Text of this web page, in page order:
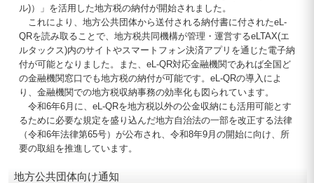
ル)）」を活用した地方税の納付が開始されました。
これにより、地方公共団体から送付される納付書に付されたeL-
QRを読み取ることで、地方税共同機構が管理・運営するeLTAX(エ
ルタックス)内のサイトやスマートフォン決済アプリを通じた電子納
付が可能となりました。また、eL-QR対応金融機関であれば全国ど
の金融機関窓口でも地方税の納付が可能です。eL-QRの導入によ
り、金融機関での地方税収納事務の効率化も図られています。
令和6年6月に、eL-QRを地方税以外の公金収納にも活用可能とす
るために必要な規定を盛り込んだ地方自治法の一部を改正する法律
（令和6年法律第65号）が公布され、令和8年9月の開始に向け、所
要の取組を推進しています。
地方公共団体向け通知